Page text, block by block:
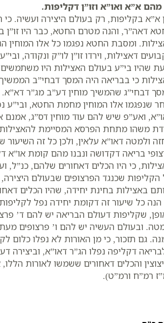
מהם א”א ואו”א וזו”ן דקליפות.
א”א בקליפות, רק בעולם היצירה ועשיה.
דאה”ר, והנה מטרם החטא, כבר היו זו”ן
ומסבת החטא נפגמו כל אלו המוחין
דאצילות, וירדו זו”ן לו”ק ונקודה,
שהיו בי”ע בעולם האצילות היו
כי בבריאה היה המסך דבחי”ב
דבחי”ג שהמשיך מוחין דע”ב מג”ר
שנפגמו אלו המוחין מחמת החטא, ובי”ע
ואע”פ שיש להם עוד מוחין דס”ג, אמנם
משהו מתחת הפרסא המסיימת
ולמטה דאו”א עלאין, ולכן כל זה
בריאה דקדושה ונבנו מהם קומת או”א
כי היו הכלים דאחורים שלהם, כנ”ל,
הקליפות שכנגד הפרצופים שבעולם
באצילות בחינת יחידה, שהיו הכלים
הנה כל שיעור זה דקומת יחידה נפל
שקליפות דעולם הבריאה יש להם ד’
ובעולם העשיה יש להם ו’ פרצופים
גם תזכור, כי מן האורות לא נפלו כלום
דקליפה נפלו הג”ר דאו”א, וביצירה
והכלים דאחורים ששמשו לאורות
רמ”ח ורמ”ט).